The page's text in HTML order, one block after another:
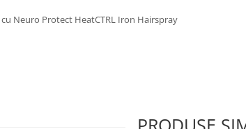
Neuro Protect HeatCTRL Iron Hairspray